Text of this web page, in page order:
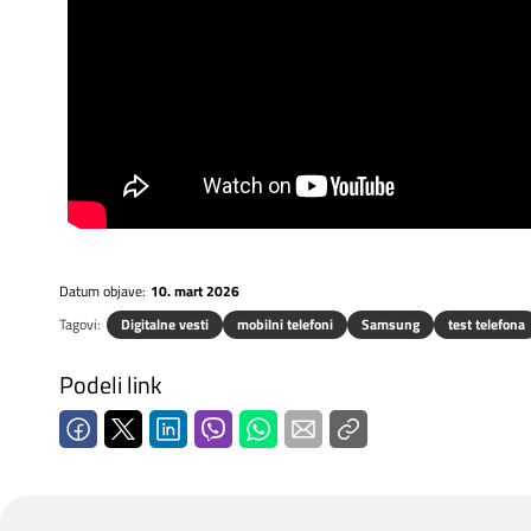
Datum objave: 10. mart 2026
Tagovi:
Digitalne vesti mobilni telefoni Samsung test telefona
Podeli link